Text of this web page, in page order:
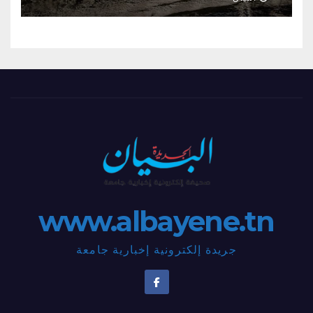
www.albayene.tn
جريدة إلكترونية إخبارية جامعة